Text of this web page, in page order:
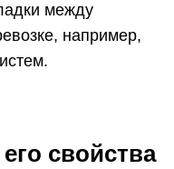
между
например,
свойства